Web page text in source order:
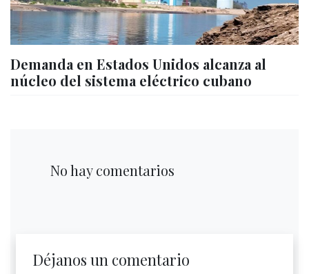
Demanda en Estados Unidos alcanza al
núcleo del sistema eléctrico cubano
No hay comentarios
Déjanos un comentario